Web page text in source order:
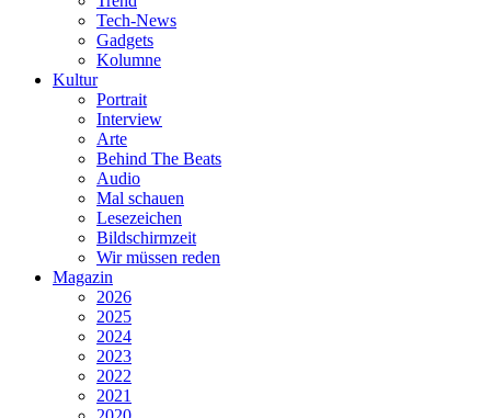
Tech-News
Gadgets
Kolumne
Kultur
Portrait
Interview
Arte
Behind The Beats
Audio
Mal schauen
Lesezeichen
Bildschirmzeit
Wir müssen reden
Magazin
2026
2025
2024
2023
2022
2021